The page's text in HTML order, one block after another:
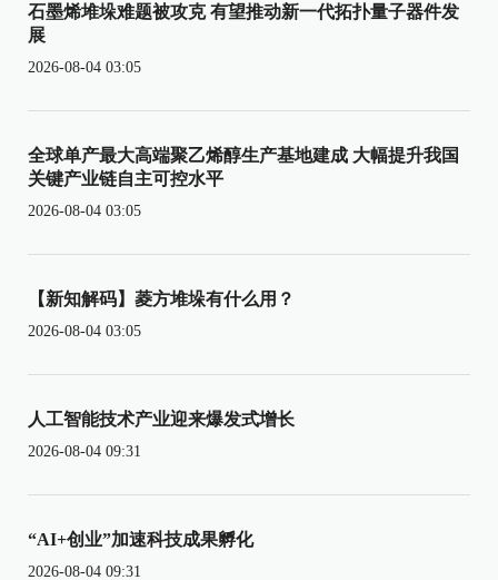
石墨烯堆垛难题被攻克 有望推动新一代拓扑量子器件发
展
2026-08-04 03:05
全球单产最大高端聚乙烯醇生产基地建成 大幅提升我国
关键产业链自主可控水平
2026-08-04 03:05
【新知解码】菱方堆垛有什么用？
2026-08-04 03:05
人工智能技术产业迎来爆发式增长
2026-08-04 09:31
“AI+创业”加速科技成果孵化
2026-08-04 09:31